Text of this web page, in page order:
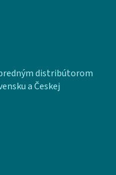
distribútorom
a Českej